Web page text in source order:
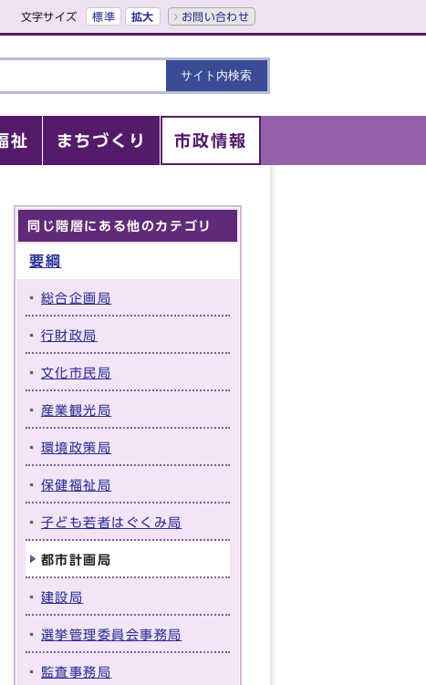
文字サイズ 標準 拡大 お問い合わせ
祉 まちづくり 市政情報
同じ階層にある他のカテゴリ
要綱
総合企画局
行財政局
文化市民局
産業観光局
環境政策局
保健福祉局
子ども若者はぐくみ局
都市計画局
建設局
選挙管理委員会事務局
監査事務局